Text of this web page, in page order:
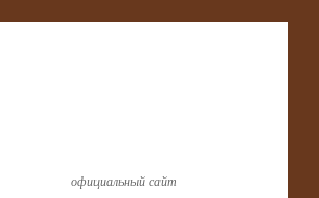
официальный сайт